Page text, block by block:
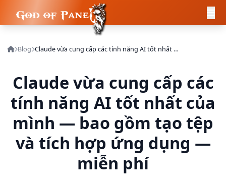
Blog Claude vừa cung cấp các tính năng AI tốt nhất của mình — bao gồm tạo tệp và tích hợp ứng dụng — miễn phí
Claude vừa cung cấp các
tính năng AI tốt nhất của
mình — bao gồm tạo tệp
và tích hợp ứng dụng —
miễn phí